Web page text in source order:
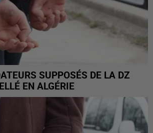
SUPPOSÉS DE LA DZ
EN ALGÉRIE